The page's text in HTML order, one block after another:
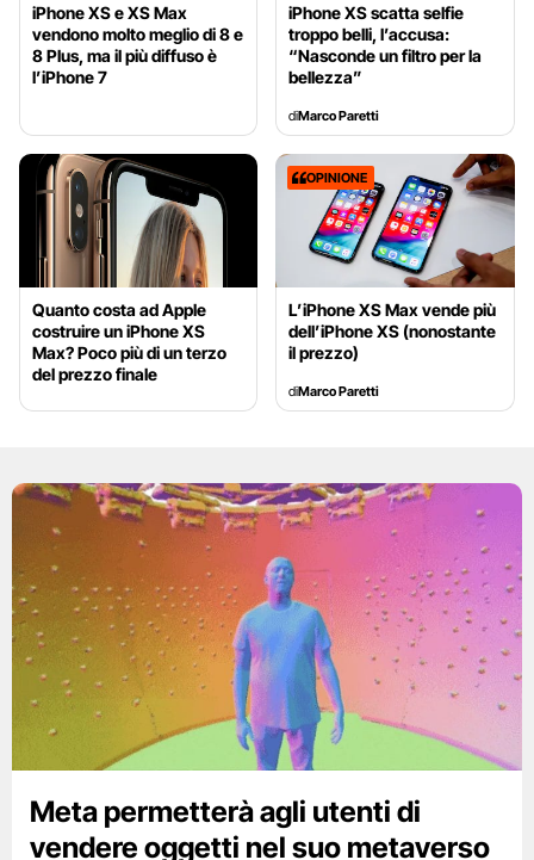
iPhone XS e XS Max
vendono molto meglio di 8 e
8 Plus, ma il più diffuso è
l’iPhone 7
iPhone XS scatta selfie
troppo belli, l’accusa:
“Nasconde un filtro per la
bellezza”
diMarco Paretti
Quanto costa ad Apple
costruire un iPhone XS
Max? Poco più di un terzo
del prezzo finale
OPINIONE
L’iPhone XS Max vende più
dell’iPhone XS (nonostante
il prezzo)
diMarco Paretti
Meta permetterà agli utenti di
vendere oggetti nel suo metaverso